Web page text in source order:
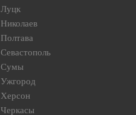
Луцк
Николаев
Полтава
Севастополь
Сумы
Ужгород
Херсон
Черкасы